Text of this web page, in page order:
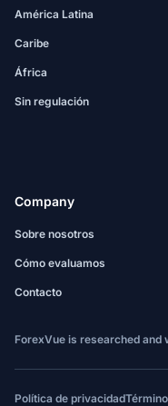
América Latina
Caribe
África
Sin regulación
Company
Sobre nosotros
Cómo evaluamos
Contacto
ForexVue is researched and
Política de privacidad